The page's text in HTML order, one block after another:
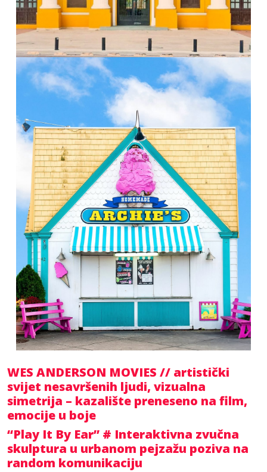
WES ANDERSON MOVIES // artistički
svijet nesavršenih ljudi, vizualna
simetrija – kazalište preneseno na film,
emocije u boje
“Play It By Ear” # Interaktivna zvučna
skulptura u urbanom pejzažu poziva na
random komunikaciju